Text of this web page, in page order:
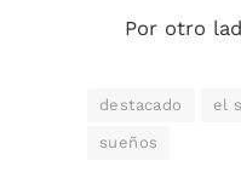
Por otro
destacado el
sueños